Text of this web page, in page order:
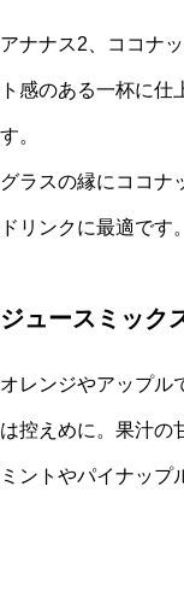
アナナス2、ココナ
ト感のある一杯に
す。
グラスの縁にココナ
ドリンクに最適です。
ジュースミック
オレンジやアップル
は控えめに。果汁の
ミントやパイナッ